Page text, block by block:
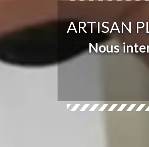
ARTISAN
Nous